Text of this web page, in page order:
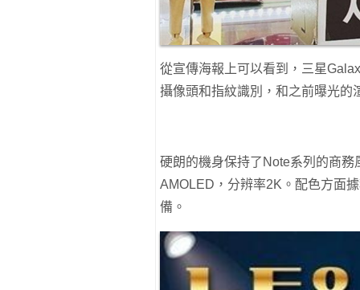
從宣傳海報上可以看到，三星
攝像頭和指紋識別，和之前曝光的
硬朗的機身保持了Note系列的商
AMOLED，分辨率2K。配色方面
備。